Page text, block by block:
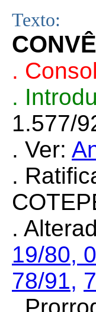
Texto:
.
.
1.577/
. Ver:
.
.
19/80,
78/91,